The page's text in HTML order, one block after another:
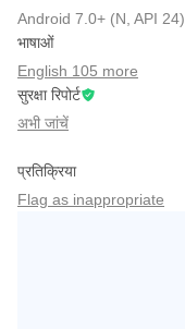
Android 7.0+ (N, API 24)
भाषाओं
English 105 more
सुरक्षा रिपोर्ट
अभी जांचें
प्रतिक्रिया
Flag as inappropriate